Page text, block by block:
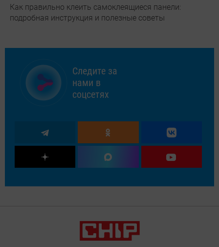
Как правильно клеить самоклеящиеся панели:
подробная инструкция и полезные советы
Следите за
нами в
соцсетях